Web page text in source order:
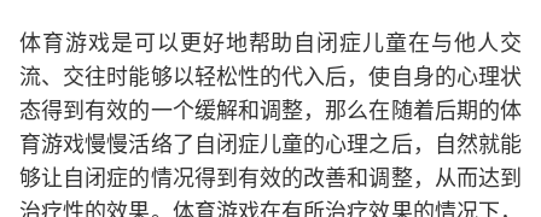
体育游戏是可以更好地帮助自闭症儿童在与他人交
流、交往时能够以轻松性的代入后，使自身的心理状
态得到有效的一个缓解和调整，那么在随着后期的体
育游戏慢慢活络了自闭症儿童的心理之后，自然就能
够让自闭症的情况得到有效的改善和调整，从而达到
治疗性的效果。体育游戏在有所治疗效果的情况下，